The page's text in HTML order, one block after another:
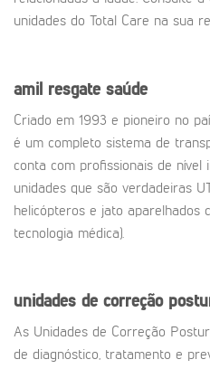
unidades do Total Care na sua
amil resgate saúde
Criado em 1993 e pioneiro no
é um completo sistema de
conta com profissionais de nível
unidades que são verdadeiras
helicópteros e jato aparelhados
tecnologia médica).
unidades de correção
As Unidades de Correção
de diagnóstico, tratamento e